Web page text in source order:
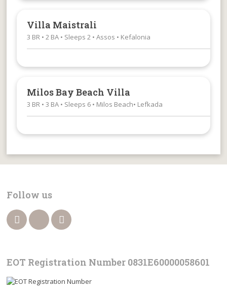
Villa Maistrali
3 BR • 2 BA • Sleeps 2 • Assos • Kefalonia
Milos Bay Beach Villa
3 BR • 3 BA • Sleeps 6 • Milos Beach• Lefkada
Follow us
EOT Registration Number 0831Ε60000058601